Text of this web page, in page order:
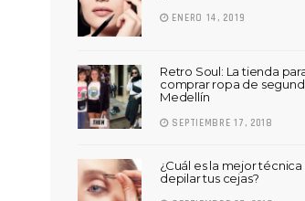
ENERO 14, 2019
Retro Soul: La tienda
comprar ropa de
Medellín
SEPTIEMBRE 17, 2018
¿Cuál es la mejor técnica
depilar tus cejas?